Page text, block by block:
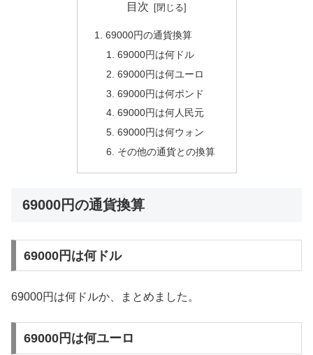
目次
69000円の通貨換算
69000円は何ドル
69000円は何ユーロ
69000円は何ポンド
69000円は何人民元
69000円は何ウォン
その他の通貨との換算
69000円の通貨換算
69000円は何ドル
69000円は何ドルか、まとめました。
69000円は何ユーロ